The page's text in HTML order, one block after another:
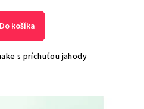
Do košíka
s príchuťou jahody